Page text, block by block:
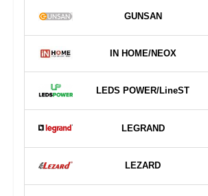
GUNSAN
IN HOME/NEOX
LEDS POWER/LineST
LEGRAND
LEZARD